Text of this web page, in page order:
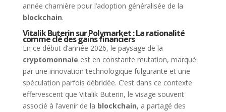
année charnière pour l’adoption généralisée de la
blockchain.
Vitalik Buterin sur Polymarket : La rationalité
comme clé des gains financiers
En ce début d’année 2026, le paysage de la
cryptomonnaie est en constante mutation, marqué
par une innovation technologique fulgurante et une
spéculation parfois débridée. C’est dans ce contexte
effervescent que Vitalik Buterin, le visage souvent
associé à l’avenir de la blockchain, a partagé des